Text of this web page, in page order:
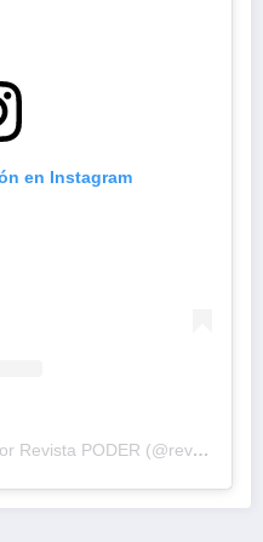
en Instagram
Una publicación compartida por Revista PODER (@revistapodercol)